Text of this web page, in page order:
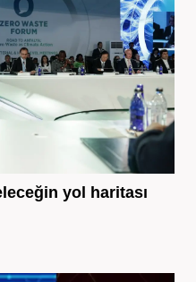
yol haritası